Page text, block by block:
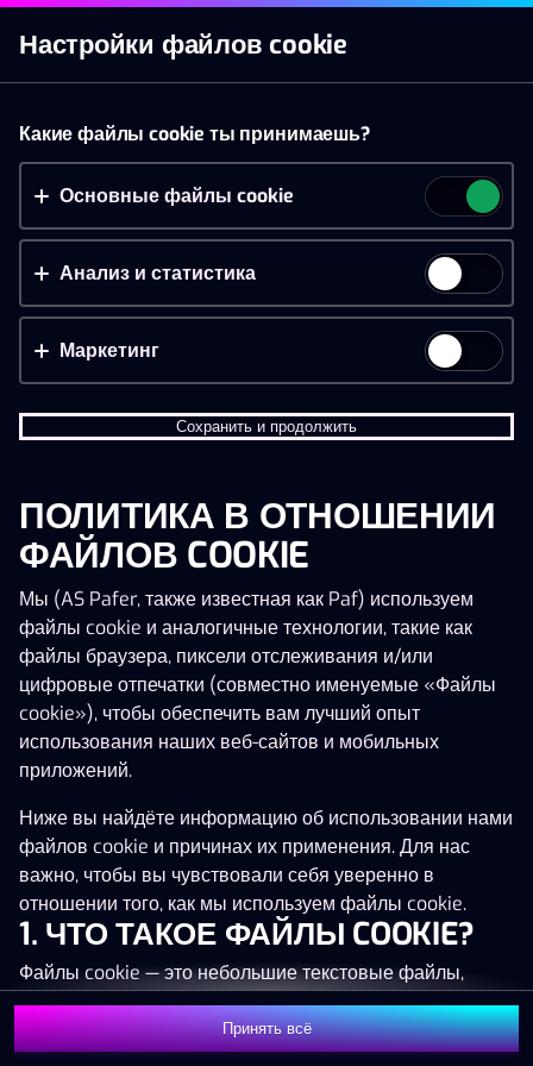
Эта игра запускается как демо-версия.
Пожалуйста, авторизуйся, чтобы играть в
эту игру на наличные деньги.
Принять файлы cookie?
На этом веб-сайте используются 3 различных типа
файлов cookie: основные, отслеживающие и
Принять всё
Настройки и информация
Настройки файлов cookie
Какие файлы cookie ты принимаешь?
Основные файлы cookie
Анализ и статистика
Маркетинг
Сохранить и продолжить
ПОЛИТИКА В ОТНОШЕНИИ
ФАЙЛОВ COOKIE
Мы (AS Pafer, также известная как Paf) используем
файлы cookie и аналогичные технологии, такие как
файлы браузера, пиксели отслеживания и/или
цифровые отпечатки (совместно именуемые «Файлы
cookie»), чтобы обеспечить вам лучший опыт
использования наших веб-сайтов и мобильных
приложений.
Ниже вы найдёте информацию об использовании нами
файлов cookie и причинах их применения. Для нас
важно, чтобы вы чувствовали себя уверенно в
отношении того, как мы используем файлы cookie.
1. ЧТО ТАКОЕ ФАЙЛЫ COOKIE?
Файлы cookie — это небольшие текстовые файлы,
которые сохраняются на вашем устройстве (например,
на компьютере, мобильном телефоне или планшете)
при посещении наших веб-сайтов. Размещение
Принять всё